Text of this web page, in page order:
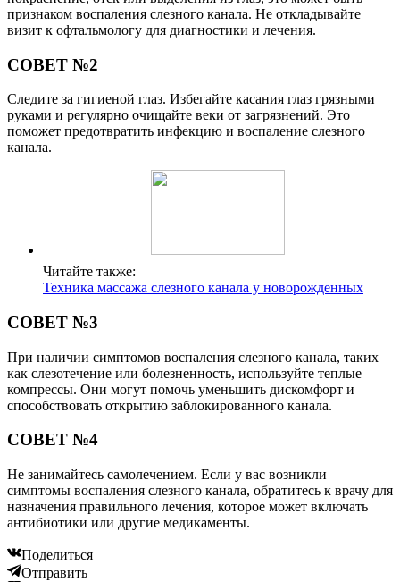
признаком воспаления слезного канала. Не откладывайте
визит к офтальмологу для диагностики и лечения.
СОВЕТ №2
Следите за гигиеной глаз. Избегайте касания глаз грязными
руками и регулярно очищайте веки от загрязнений. Это
поможет предотвратить инфекцию и воспаление слезного
канала.
Читайте также:
Техника массажа слезного канала у новорожденных
СОВЕТ №3
При наличии симптомов воспаления слезного канала, таких
как слезотечение или болезненность, используйте теплые
компрессы. Они могут помочь уменьшить дискомфорт и
способствовать открытию заблокированного канала.
СОВЕТ №4
Не занимайтесь самолечением. Если у вас возникли
симптомы воспаления слезного канала, обратитесь к врачу для
назначения правильного лечения, которое может включать
антибиотики или другие медикаменты.
Поделиться
Отправить